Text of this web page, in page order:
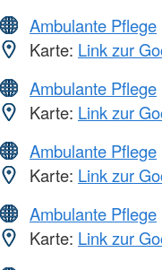
Ambulante Pflege
Karte: Link zur
Ambulante Pflege
Karte: Link zur
Ambulante Pflege
Karte: Link zur
Ambulante Pflege
Karte: Link zur